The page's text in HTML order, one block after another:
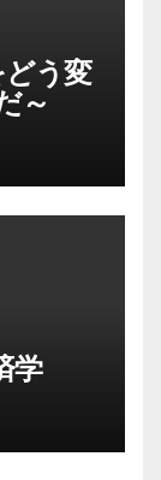
どう変
～
学